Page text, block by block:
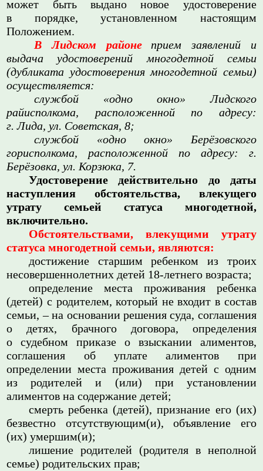
может быть выдано новое удостоверение
в порядке, установленном настоящим
Положением.
В Лидском районе
прием заявлений и
выдача удостоверений многодетной семьи
(дубликата удостоверения многодетной семьи)
осуществляется:
службой «одно окно» Лидского
райисполкома, расположенной по адресу:
г. Лида, ул. Советская, 8;
службой «одно окно» Берёзовского
горисполкома, расположенной по адресу: г.
Берёзовка, ул. Корзюка, 7.
Удостоверение действительно до даты
наступления обстоятельства, влекущего
утрату семьей статуса многодетной,
включительно.
Обстоятельствами, влекущими утрату
статуса многодетной семьи, являются:
достижение старшим ребенком из троих
несовершеннолетних детей 18-летнего возраста;
определение места проживания ребенка
(детей) с родителем, который не входит в состав
семьи, – на основании решения суда, соглашения
о детях, брачного договора, определения
о судебном приказе о взыскании алиментов,
соглашения об уплате алиментов при
определении места проживания детей с одним
из родителей и (или) при установлении
алиментов на содержание детей;
смерть ребенка (детей), признание его (их)
безвестно отсутствующим(и), объявление его
(их) умершим(и);
лишение родителей (родителя в неполной
семье) родительских прав;